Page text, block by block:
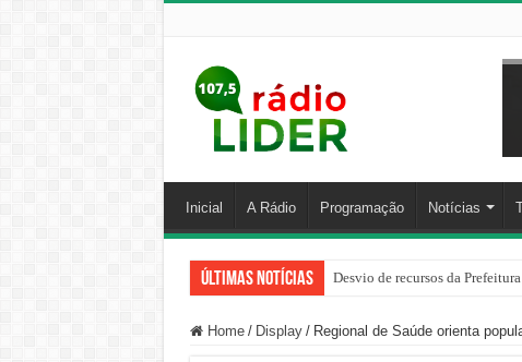
Inicial A Rádio Programação Notícias
Últimas Notícias Desvio de recursos da
PM prende homem por agredir
Home / Display / Regional de Saúde orienta